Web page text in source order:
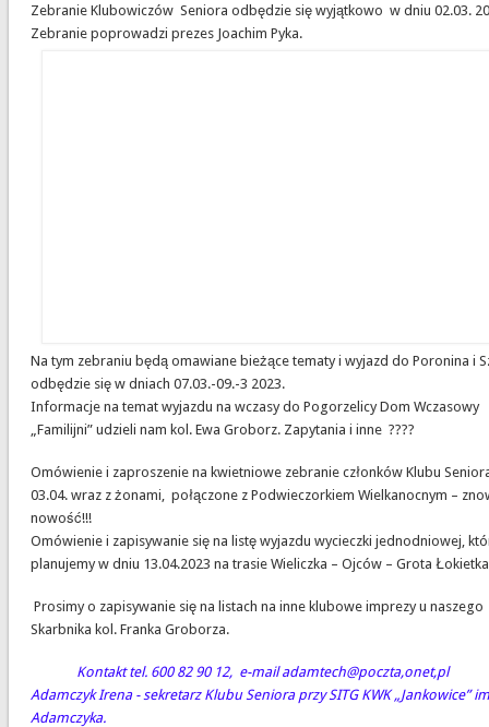
Zebranie Klubowiczów Seniora odbędzie się wyjątkowo w dniu 02.03.
Zebranie poprowadzi prezes Joachim Pyka.
Na tym zebraniu będą omawiane bieżące tematy i wyjazd do
odbędzie się w dniach 07.03.-09.-3 2023.
Informacje na temat wyjazdu na wczasy do Pogorzelicy Dom
„Familijni” udzieli nam kol. Ewa Groborz. Zapytania i inne ????
Omówienie i zaproszenie na kwietniowe zebranie członków Klubu
03.04. wraz z żonami, połączone z Podwieczorkiem Wielkanocnym
nowość!!!
Omówienie i zapisywanie się na listę wyjazdu wycieczki
planujemy w dniu 13.04.2023 na trasie Wieliczka – Ojców – Grota
Prosimy o zapisywanie się na listach na inne klubowe imprezy u
Skarbnika kol. Franka Groborza.
Kontakt tel. 600 82 90 12, e-mail adamtech@poczta,onet,pl
Adamczyk Irena - sekretarz Klubu Seniora przy SITG KWK „Jankowice”
Adamczyka.